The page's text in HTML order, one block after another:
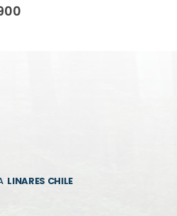
LINARES CHILE